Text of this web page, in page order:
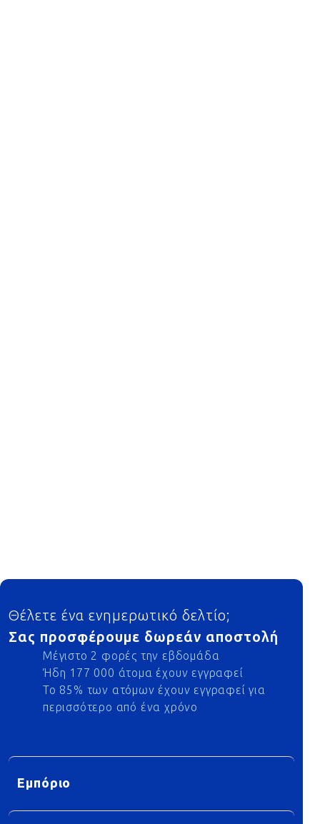
Footer
Θέλετε ένα ενημερωτικό δελτίο;
Σας προσφέρουμε δωρεάν αποστολή
Μέγιστο 2 φορές την εβδομάδα
Ήδη 177 000 άτομα έχουν εγγραφεί
Το 85% των ατόμων έχουν εγγραφεί για
περισσότερο από ένα χρόνο
Εμπόριο